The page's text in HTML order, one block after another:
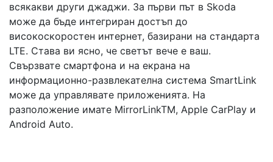
всякакви други джаджи. За първи път в Skoda
може да бъде интегриран достъп до
високоскоростен интернет, базирани на стандарта
LTE. Става ви ясно, че светът вече е ваш.
Свързвате смартфона и на екрана на
информационно-развлекателна система SmartLink
може да управлявате приложенията. На
разположение имате MirrorLinkTM, Apple CarPlay и
Android Auto.